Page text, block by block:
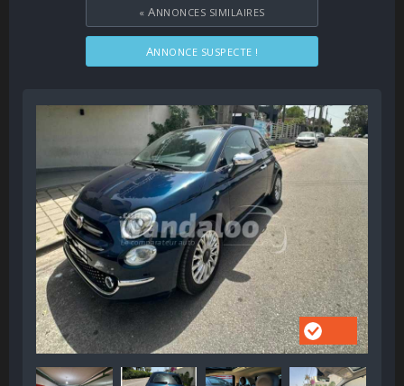
« ANNONCES SIMILAIRES
ANNONCE SUSPECTE !